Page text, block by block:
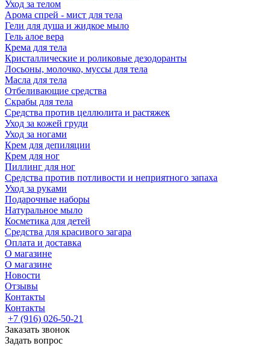
Уход за телом
Арома спрей - мист для тела
Гели для душа и жидкое мыло
Гель алое вера
Крема для тела
Кристаллические и роликовые дезодоранты
Лосьоны, молочко, муссы для тела
Масла для тела
Отбеливающие средства
Скрабы для тела
Средства против целлюлита и растяжек
Уход за кожей груди
Уход за ногами
Крем для депиляции
Крем для ног
Пиллинг для ног
Средства против потливости и неприятного запаха
Уход за руками
Подарочные наборы
Натуральное мыло
Косметика для детей
Средства для красивого загара
Оплата и доставка
О магазине
О магазине
Новости
Отзывы
Контакты
Контакты
+7 (916) 026-50-21
Заказать звонок
Задать вопрос